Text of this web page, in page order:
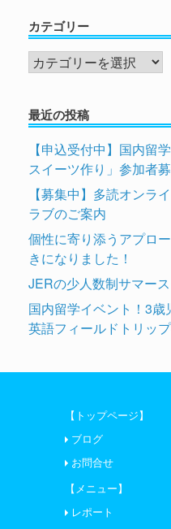
カテゴリー
カ
テ
リ
最近の投稿
【申込受付中】国内留
スイーツ作り」参加者募
【募集中】多読オンラ
ラブのご案内
個性に寄り添うアプロ
きになりました！
JERの少人数制サマー
国内留学イベント！3
英語フィールドトリッ
【トップページ】
ブログ
お問合せ
【メニュー】
レポート